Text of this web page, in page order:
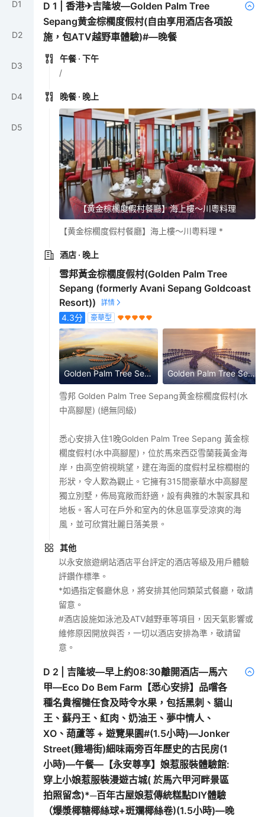
D1
D2
D3
D4
D5
D1 |香港✈吉隆坡—Golden Palm Tree
Sepang黄金棕櫊度假村(自由享用酒店各項設
施，包ATV越野車體驗)#—晚餐
午餐 · 下午
/
晚餐 · 晚上
【黄金棕櫊度假村餐廳】海上樓～川粵料理
【黄金棕櫊度假村餐廳】海上樓～川粵料理 *
酒店 · 晚上
雪邦黃金棕櫚度假村(Golden Palm Tree
Sepang (formerly Avani Sepang Goldcoast
Resort))
4.3分 豪華型
Golden Palm Tree Sepang 黃金棕櫊度假村 Golden Palm Tree Sepang 黃金棕櫊度假村
雪邦 Golden Palm Tree Sepang黄金棕櫊度假村(水
中高腳屋) (絕無同級)
悉心安排入住1晚Golden Palm Tree Sepang 黃金棕
櫊度假村(水中高腳屋)，位於馬來西亞雪蘭莪黃金海
岸，由高空俯視眺望，建在海面的度假村呈棕櫚樹的
形狀，令人歎為觀止。它擁有315間豪華水中高腳屋
獨立別墅，佈局寬敞而舒適，設有典雅的木製家具和
地板。客人可在戶外和室內的休息區享受涼爽的海
風，並可欣賞壯麗日落美景。
其他
以永安旅遊網站酒店平台評定的酒店等級及用戶體驗
評鑽作標準。
*如遇指定餐廳休息，將安排其他同類菜式餐廳，敬請
留意。
#酒店設施如泳池及ATV越野車等項目，因天氣影響或
維修原因開放與否，一切以酒店安排為準，敬請留
意。
D 2
吉隆坡—早上約08:30離開酒店—馬六
甲—Eco Do Bem Farm【悉心安排】品嚐各
種名貴榴槤任食及時令水果，包括黑刺、貓山
王、蘇丹王、紅肉、奶油王、夢中情人、
XO、葫蘆等 + 遊覽果園#(1.5小時)—Jonker
Street(雞場街)細味兩旁百年歷史的古民房(1
小時)—午餐—【永安尊享】娘惹服裝體驗館:
穿上小娘惹服裝漫遊古城( 於馬六甲河畔景區
拍照留念)*─百年古屋娘惹傳統糕點DIY體驗
（爆漿椰糖椰絲球+斑斕椰絲卷)(1.5小時)—晚